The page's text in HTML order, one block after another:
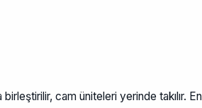
cam üniteleri yerinde takılır. En